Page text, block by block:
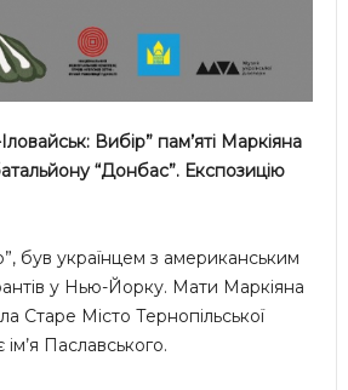
Вибір” пам’яті Маркіяна
“Донбас”. Експозицію
був українцем з американським
у Нью-Йорку. Мати Маркіяна
Старе Місто Тернопільської
ім’я Паславського.